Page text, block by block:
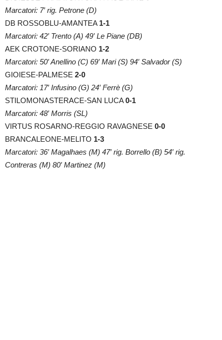
Marcatori: 7′ rig. Petrone (D)
DB ROSSOBLU-AMANTEA 1-1
Marcatori: 42′ Trento (A) 49′ Le Piane (DB)
AEK CROTONE-SORIANO 1-2
Marcatori: 50′ Anellino (C) 69′ Mari (S) 94′ Salvador (S)
GIOIESE-PALMESE 2-0
Marcatori: 17′ Infusino (G) 24′ Ferrè (G)
STILOMONASTERACE-SAN LUCA0-1
Marcatori: 48′ Morris (SL)
VIRTUS ROSARNO-REGGIO RAVAGNESE 0-0
BRANCALEONE-MELITO 1-3
Marcatori: 36′ Magalhaes (M) 47′ rig. Borrello (B) 54′ rig.
Contreras (M) 80′ Martinez (M)